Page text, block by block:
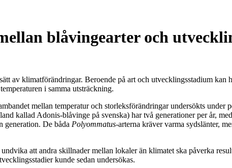
blåvingearter och
av klimatförändringar. Beroende på art och utvecklingsstadium kan
i samma utsträckning.
mellan temperatur och storleksförändringar undersökts under
kallad Adonis-blåvinge på svenska) har två generationer per år,
generation. De båda Polyommatus-arterna kräver varma sydslänter,
att andra skillnader mellan lokaler än klimatet ska påverka
kunde sedan undersökas.